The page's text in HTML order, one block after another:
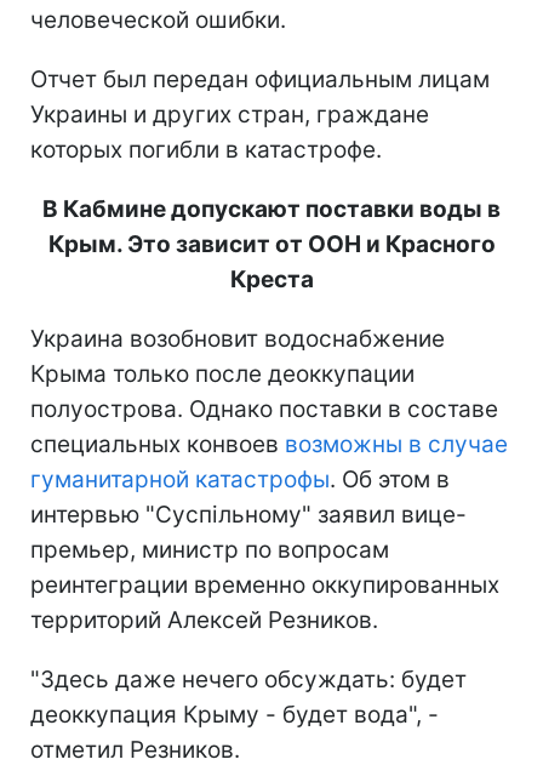
человеческой ошибки.
Отчет был передан официальным лицам
Украины и других стран, граждане
которых погибли в катастрофе.
В Кабмине допускают поставки воды в
Крым. Это зависит от ООН и Красного
Креста
Украина возобновит водоснабжение
Крыма только после деоккупации
полуострова. Однако поставки в составе
специальных конвоев возможны в случае
гуманитарной катастрофы. Об этом в
интервью "Суспільному" заявил вице-
премьер, министр по вопросам
реинтеграции временно оккупированных
территорий Алексей Резников.
"Здесь даже нечего обсуждать: будет
деоккупация Крыму - будет вода", -
отметил Резников.